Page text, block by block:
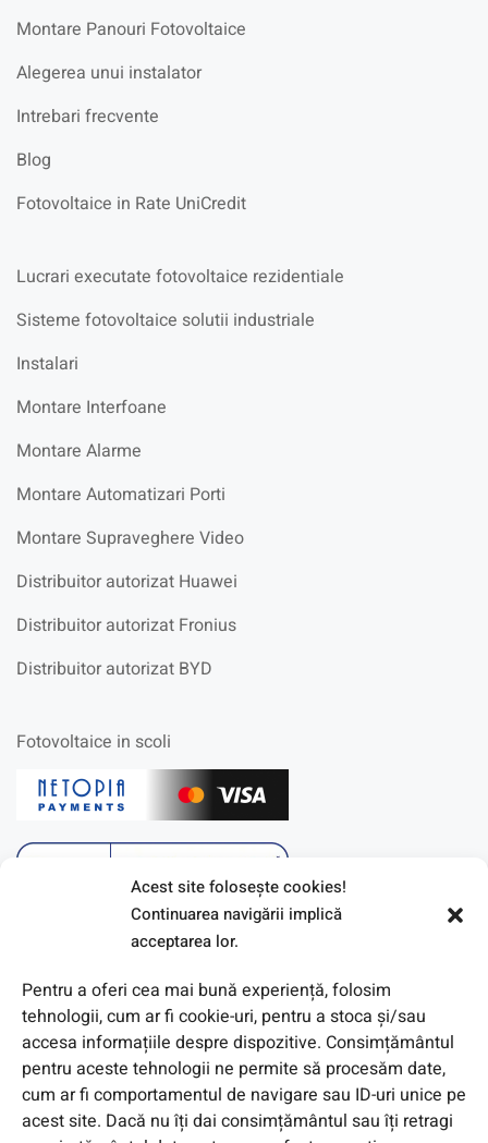
Acest site foloseşte cookies!
Continuarea navigării implică
acceptarea lor.
Pentru a oferi cea mai bună experiență, folosim
tehnologii, cum ar fi cookie-uri, pentru a stoca și/sau
accesa informațiile despre dispozitive. Consimțământul
pentru aceste tehnologii ne permite să procesăm date,
cum ar fi comportamentul de navigare sau ID-uri unice pe
acest site. Dacă nu îți dai consimțământul sau îți retragi
Montare Panouri Fotovoltaice
Alegerea unui instalator
Intrebari frecvente
Blog
Fotovoltaice in Rate UniCredit
Lucrari executate fotovoltaice rezidentiale
Sisteme fotovoltaice solutii industriale
Instalari
Montare Interfoane
Montare Alarme
Montare Automatizari Porti
Montare Supraveghere Video
Distribuitor autorizat Huawei
Distribuitor autorizat Fronius
Distribuitor autorizat BYD
Fotovoltaice in scoli